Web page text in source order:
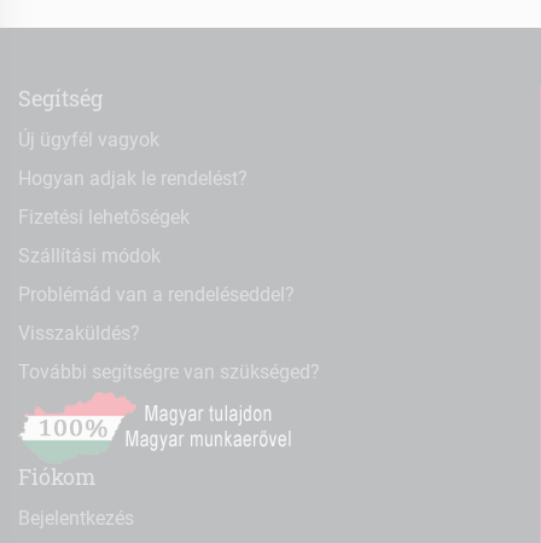
Segítség
Új ügyfél vagyok
Hogyan adjak le rendelést?
Fizetési lehetőségek
Szállítási módok
Problémád van a rendeléseddel?
Visszaküldés?
További segítségre van szükséged?
Fiókom
Bejelentkezés